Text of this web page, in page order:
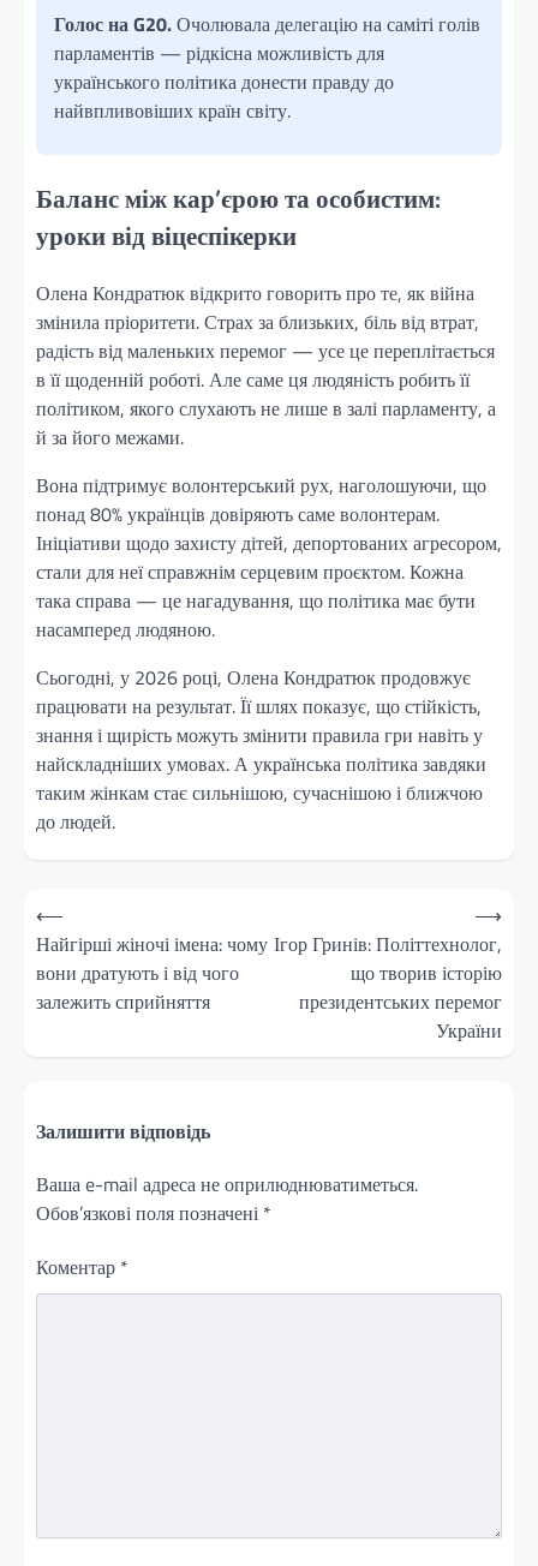
Голос на G20.Очолювала делегацію на саміті голів
парламентів — рідкісна можливість для
українського політика донести правду до
найвпливовіших країн світу.
Баланс між кар’єрою та особистим:
уроки від віцеспікерки
Олена Кондратюк відкрито говорить про те, як війна
змінила пріоритети. Страх за близьких, біль від втрат,
радість від маленьких перемог — усе це переплітається
в її щоденній роботі. Але саме ця людяність робить її
політиком, якого слухають не лише в залі парламенту, а
й за його межами.
Вона підтримує волонтерський рух, наголошуючи, що
понад 80% українців довіряють саме волонтерам.
Ініціативи щодо захисту дітей, депортованих агресором,
стали для неї справжнім серцевим проєктом. Кожна
така справа — це нагадування, що політика має бути
насамперед людяною.
Сьогодні, у 2026 році, Олена Кондратюк продовжує
працювати на результат. Її шлях показує, що стійкість,
знання і щирість можуть змінити правила гри навіть у
найскладніших умовах. А українська політика завдяки
таким жінкам стає сильнішою, сучаснішою і ближчою
до людей.
Навігація
записів
⟵
Найгірші жіночі імена: чому
вони дратують і від чого
залежить сприйняття
Ігор Гринів: Політтехнолог,
що творив історію
президентських перемог
України
⟶
Залишити відповідь
Ваша e-mail адреса не оприлюднюватиметься.
Обов’язкові поля позначені *
Коментар *